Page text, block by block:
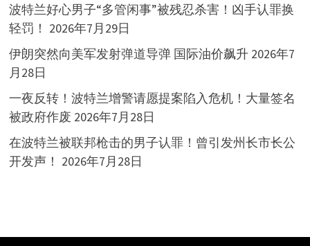
波特兰好心男子“多管闲事”被残忍杀害！凶手认罪换
轻罚！ 2026年7月29日
伊朗突然向美军发射弹道导弹 国际油价飙升 2026年7
月28日
一夜反转！波特兰增警请愿提案陷入危机！大量签名
被政府作废 2026年7月28日
在波特兰被联邦枪击的男子认罪！曾引发州长市长公
开发声！ 2026年7月28日